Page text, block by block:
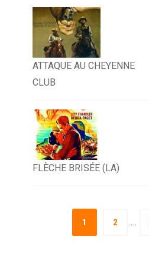
ATTAQUE AU CHEYENNE
CLUB
FLÈCHE BRISÉE (LA)
1 2 …